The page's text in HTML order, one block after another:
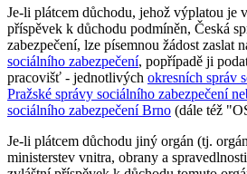
Je-li plátcem důchodu, jehož výplatou je
příspěvek k důchodu podmíněn, Česká
zabezpečení, lze písemnou žádost zaslat
sociálního zabezpečení, popřípadě ji
pracovišť - jednotlivých okresních správ
Pražské správy sociálního zabezpečení
sociálního zabezpečení Brno (dále též
Je-li plátcem důchodu jiný orgán (tj.
ministerstev vnitra, obrany a